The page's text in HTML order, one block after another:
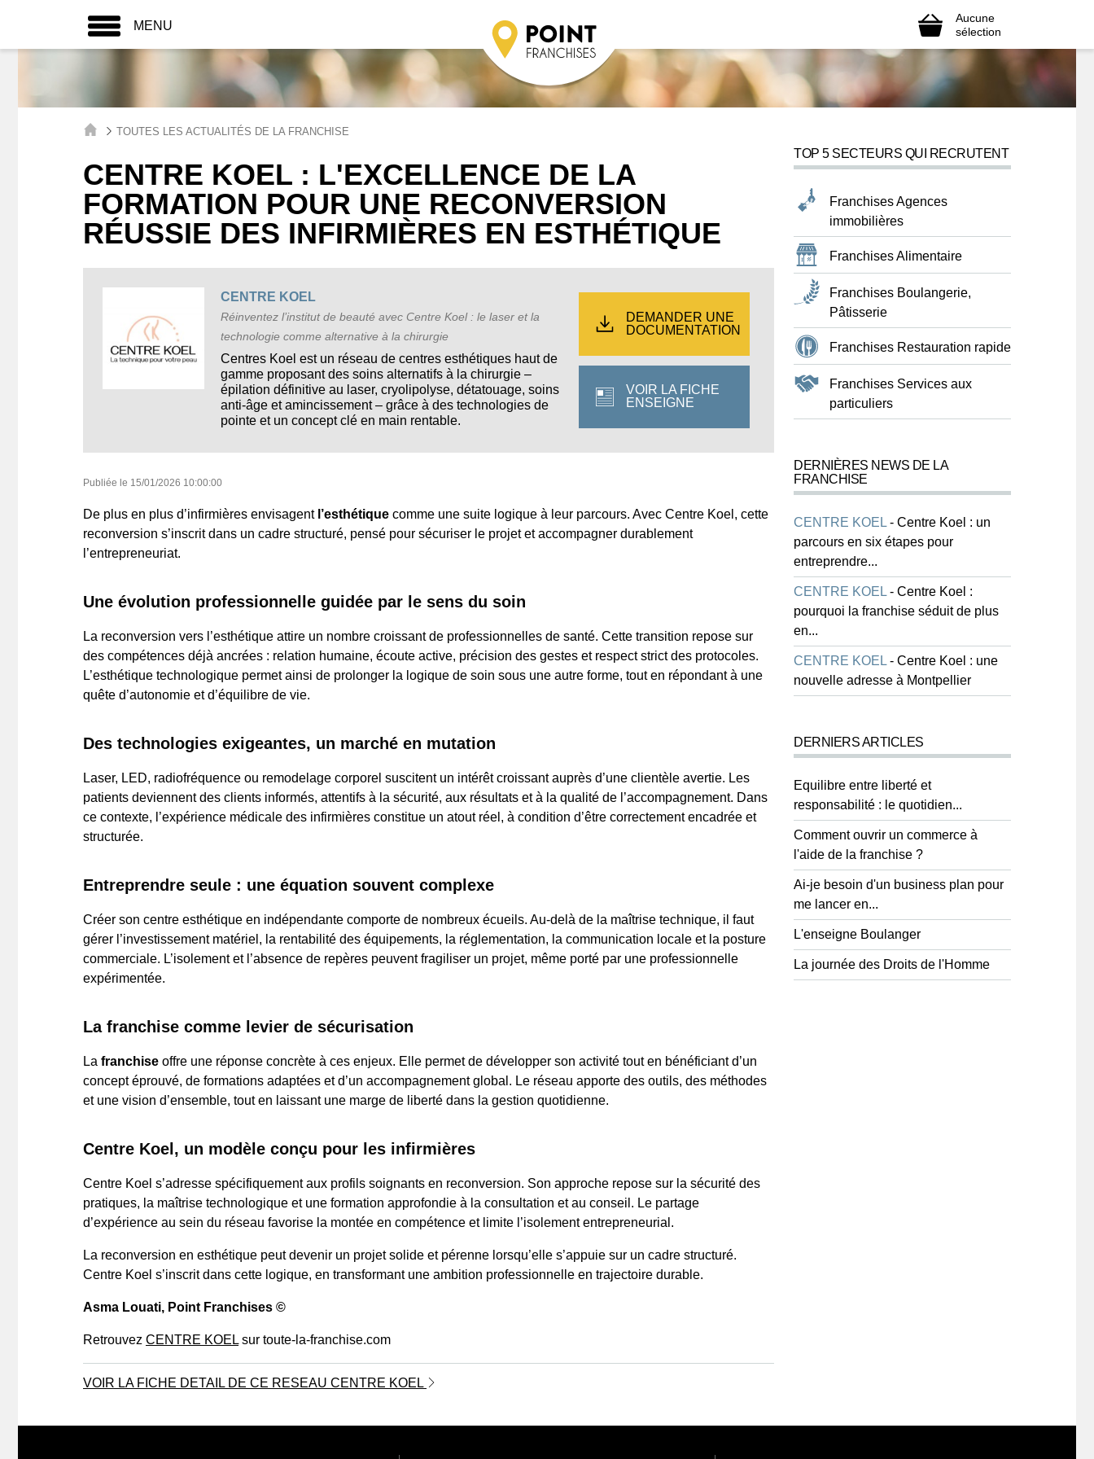
MENU
Aucune
sélection
TOUTES LES ACTUALITÉS DE LA FRANCHISE
CENTRE KOEL : L'EXCELLENCE DE LA
FORMATION POUR UNE RECONVERSION
RÉUSSIE DES INFIRMIÈRES EN ESTHÉTIQUE
CENTRE KOEL
Réinventez l’institut de beauté avec Centre Koel : le laser et la
technologie comme alternative à la chirurgie
Centres Koel est un réseau de centres esthétiques haut de
gamme proposant des soins alternatifs à la chirurgie –
épilation définitive au laser, cryolipolyse, détatouage, soins
anti‑âge et amincissement – grâce à des technologies de
pointe et un concept clé en main rentable.
DEMANDER UNE
DOCUMENTATION
VOIR LA FICHE
ENSEIGNE
Publiée le 15/01/2026 10:00:00
De plus en plus d’infirmières envisagent l’esthétique comme une suite logique à leur parcours. Avec Centre Koel, cette
reconversion s’inscrit dans un cadre structuré, pensé pour sécuriser le projet et accompagner durablement
l’entrepreneuriat.
Une évolution professionnelle guidée par le sens du soin
La reconversion vers l’esthétique attire un nombre croissant de professionnelles de santé. Cette transition repose sur
des compétences déjà ancrées : relation humaine, écoute active, précision des gestes et respect strict des protocoles.
L’esthétique technologique permet ainsi de prolonger la logique de soin sous une autre forme, tout en répondant à une
quête d’autonomie et d’équilibre de vie.
Des technologies exigeantes, un marché en mutation
Laser, LED, radiofréquence ou remodelage corporel suscitent un intérêt croissant auprès d’une clientèle avertie. Les
patients deviennent des clients informés, attentifs à la sécurité, aux résultats et à la qualité de l’accompagnement. Dans
ce contexte, l’expérience médicale des infirmières constitue un atout réel, à condition d’être correctement encadrée et
structurée.
Entreprendre seule : une équation souvent complexe
Créer son centre esthétique en indépendante comporte de nombreux écueils. Au-delà de la maîtrise technique, il faut
gérer l’investissement matériel, la rentabilité des équipements, la réglementation, la communication locale et la posture
commerciale. L’isolement et l’absence de repères peuvent fragiliser un projet, même porté par une professionnelle
expérimentée.
La franchise comme levier de sécurisation
La franchise offre une réponse concrète à ces enjeux. Elle permet de développer son activité tout en bénéficiant d’un
concept éprouvé, de formations adaptées et d’un accompagnement global. Le réseau apporte des outils, des méthodes
et une vision d’ensemble, tout en laissant une marge de liberté dans la gestion quotidienne.
Centre Koel, un modèle conçu pour les infirmières
Centre Koel s’adresse spécifiquement aux profils soignants en reconversion. Son approche repose sur la sécurité des
pratiques, la maîtrise technologique et une formation approfondie à la consultation et au conseil. Le partage
d’expérience au sein du réseau favorise la montée en compétence et limite l’isolement entrepreneurial.
La reconversion en esthétique peut devenir un projet solide et pérenne lorsqu’elle s’appuie sur un cadre structuré.
Centre Koel s’inscrit dans cette logique, en transformant une ambition professionnelle en trajectoire durable.
Asma Louati, Point Franchises ©
Retrouvez CENTRE KOEL sur toute-la-franchise.com
VOIR LA FICHE DETAIL DE CE RESEAU CENTRE KOEL
TOP 5 SECTEURS QUI RECRUTENT
Franchises Agences
immobilières
Franchises Alimentaire
Franchises Boulangerie,
Pâtisserie
Franchises Restauration rapide
Franchises Services aux
particuliers
DERNIÈRES NEWS DE LA
FRANCHISE
CENTRE KOEL - Centre Koel : un
parcours en six étapes pour
entreprendre...
CENTRE KOEL - Centre Koel :
pourquoi la franchise séduit de plus
en...
CENTRE KOEL - Centre Koel : une
nouvelle adresse à Montpellier
DERNIERS ARTICLES
Equilibre entre liberté et
responsabilité : le quotidien...
Comment ouvrir un commerce à
l'aide de la franchise ?
Ai-je besoin d'un business plan pour
me lancer en...
L'enseigne Boulanger
La journée des Droits de l'Homme